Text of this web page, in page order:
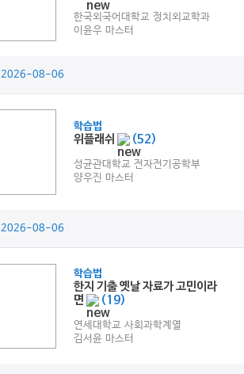
한국외국어대학교 정치외교학과
이윤우 마스터
2026-08-06
학습법
위플래쉬 (52)
성균관대학교 전자전기공학부
양우진 마스터
2026-08-06
학습법
한지 기출 옛날 자료가 고민이라
면
(19)
연세대학교 사회과학계열
김서윤 마스터